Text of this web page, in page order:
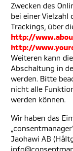
Zwecken des
bei einer Vielzahl
Trackings, über
http://
http://
Weiteren kann
Abschaltung in
werden. Bitte
nicht alle
werden können.
Wir haben das
Jaohawi AB